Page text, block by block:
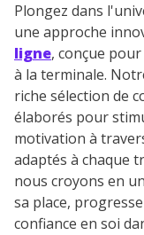
Plongez dans
une approche
ligne, conçue
à la terminale.
riche sélection de
élaborés pour
motivation à
adaptés à chaque
nous croyons en
sa place,
confiance en soi